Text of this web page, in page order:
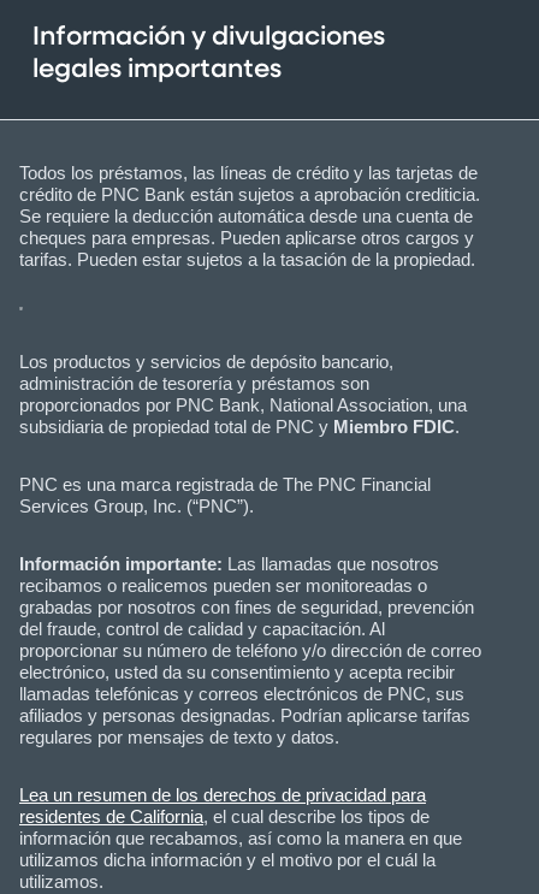
Información y divulgaciones
legales importantes
Todos los préstamos, las líneas de crédito y las tarjetas de
crédito de PNC Bank están sujetos a aprobación crediticia.
Se requiere la deducción automática desde una cuenta de
cheques para empresas. Pueden aplicarse otros cargos y
tarifas. Pueden estar sujetos a la tasación de la propiedad.
Los productos y servicios de depósito bancario,
administración de tesorería y préstamos son
proporcionados por PNC Bank, National Association, una
subsidiaria de propiedad total de PNC y Miembro FDIC.
PNC es una marca registrada de The PNC Financial
Services Group, Inc. (“PNC”).
Información importante: Las llamadas que nosotros
recibamos o realicemos pueden ser monitoreadas o
grabadas por nosotros con fines de seguridad, prevención
del fraude, control de calidad y capacitación. Al
proporcionar su número de teléfono y/o dirección de correo
electrónico, usted da su consentimiento y acepta recibir
llamadas telefónicas y correos electrónicos de PNC, sus
afiliados y personas designadas. Podrían aplicarse tarifas
regulares por mensajes de texto y datos.
Lea un resumen de los derechos de privacidad para
residentes de California, el cual describe los tipos de
información que recabamos, así como la manera en que
utilizamos dicha información y el motivo por el cuál la
utilizamos.